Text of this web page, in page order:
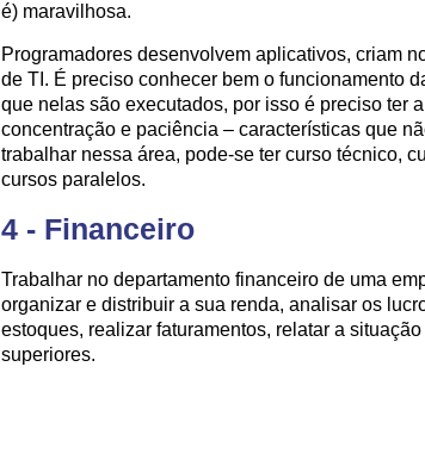
é) maravilhosa.
Programadores desenvolvem aplicativos, criam
de TI. É preciso conhecer bem o funcionamento
que nelas são executados, por isso é preciso ter
concentração e paciência – características que
trabalhar nessa área, pode-se ter curso técnico,
cursos paralelos.
4 - Financeiro
Trabalhar no departamento financeiro de uma
organizar e distribuir a sua renda, analisar os
estoques, realizar faturamentos, relatar a
superiores.